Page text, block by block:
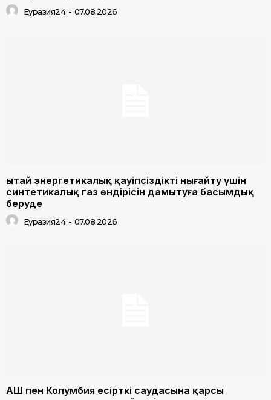
Еуразия24 - 07.08.2026
Қытай энергетикалық қауіпсіздікті нығайту үшін
синтетикалық газ өндірісін дамытуға басымдық
беруде
Еуразия24 - 07.08.2026
АҚШ пен Колумбия есірткі саудасына қарсы